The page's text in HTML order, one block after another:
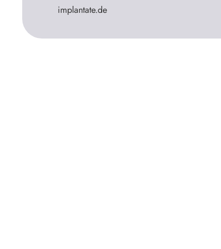
implantate.de